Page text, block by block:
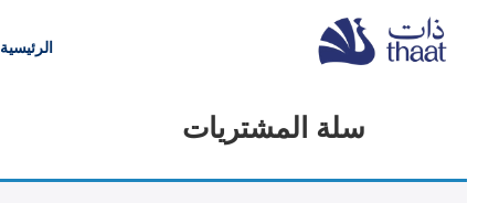
الرئيسية
سلة المشتريات